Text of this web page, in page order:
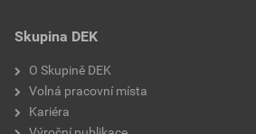
Skupina DEK
O Skupině DEK
Volná pracovní místa
Kariéra